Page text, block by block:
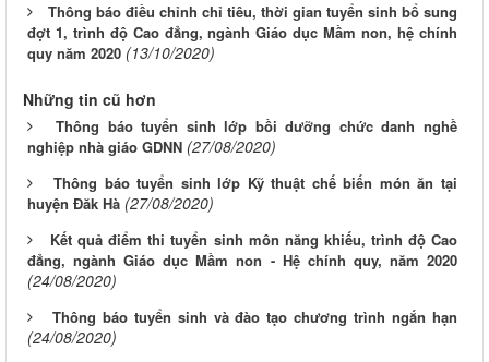
Thông báo điều chỉnh chỉ tiêu, thời gian tuyển sinh bổ sung
đợt 1, trình độ Cao đẳng, ngành Giáo dục Mầm non, hệ chính
quy năm 2020 (13/10/2020)
Những tin cũ hơn
Thông báo tuyển sinh lớp bồi dưỡng chức danh nghề
nghiệp nhà giáo GDNN (27/08/2020)
Thông báo tuyển sinh lớp Kỹ thuật chế biến món ăn tại
huyện Đăk Hà (27/08/2020)
Kết quả điểm thi tuyển sinh môn năng khiếu, trình độ Cao
đẳng, ngành Giáo dục Mầm non - Hệ chính quy, năm 2020
(24/08/2020)
Thông báo tuyển sinh và đào tạo chương trình ngắn hạn
(24/08/2020)